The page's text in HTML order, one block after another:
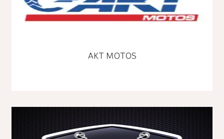
AKT MOTOS